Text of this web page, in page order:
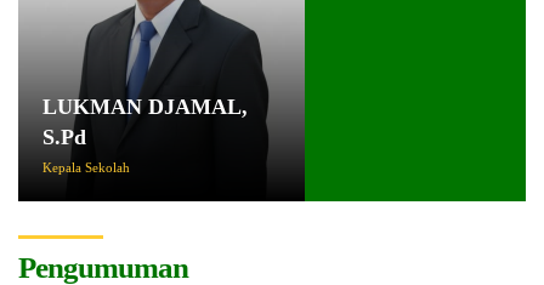
LUKMAN DJAMAL,
S.Pd
Kepala Sekolah
Pengumuman